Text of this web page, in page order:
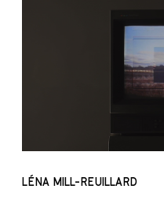
LÉNA MILL-REUILLARD